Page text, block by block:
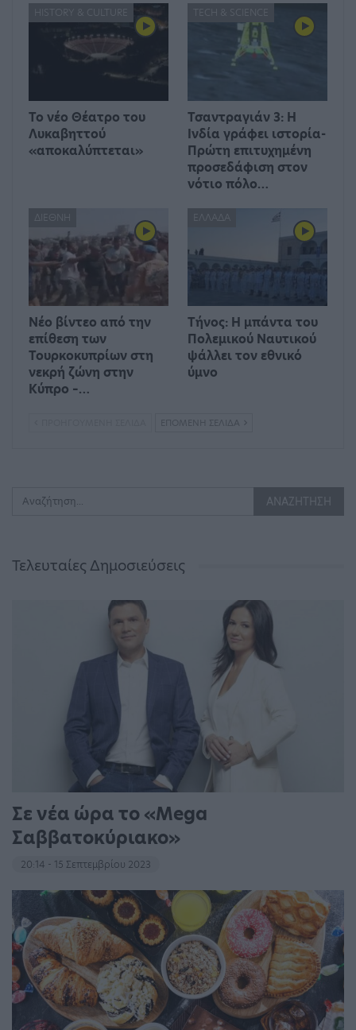
HISTORY & CULTURE
Το νέο Θέατρο του
Λυκαβηττού
«αποκαλύπτεται»
TECH & SCIENCE
Τσαντραγιάν 3: Η
Ινδία γράφει ιστορία-
Πρώτη επιτυχημένη
προσεδάφιση στον
νότιο πόλο…
ΔΙΕΘΝΉ
Νέο βίντεο από την
επίθεση των
Τουρκοκυπρίων στη
νεκρή ζώνη στην
Κύπρο –…
ΕΛΛΆΔΑ
Τήνος: Η μπάντα του
Πολεμικού Ναυτικού
ψάλλει τον εθνικό
ύμνο
ΕΠΌΜΕΝΗ ΣΕΛΊΔΑ
Τελευταίες Δημοσιεύσεις
Σε νέα ώρα το «Mega
Σαββατοκύριακο»
20:14 - 15 Σεπτεμβρίου 2023